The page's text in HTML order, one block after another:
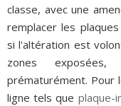
classe, avec une
remplacer les
si l'altération est
zones
prématurément. Pour
ligne tels que plaque-